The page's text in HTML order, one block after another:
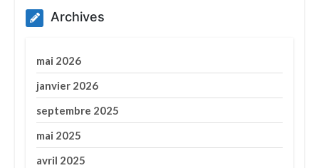
Archives
mai 2026
janvier 2026
septembre 2025
mai 2025
avril 2025